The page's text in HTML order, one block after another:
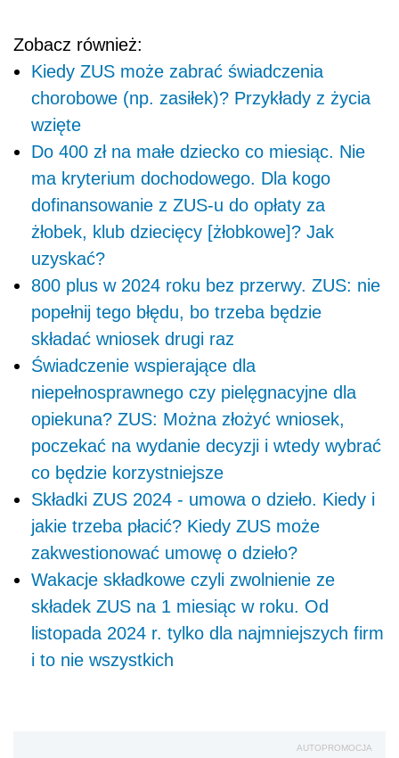
Zobacz również:
Kiedy ZUS może zabrać świadczenia
chorobowe (np. zasiłek)? Przykłady z życia
wzięte
Do 400 zł na małe dziecko co miesiąc. Nie
ma kryterium dochodowego. Dla kogo
dofinansowanie z ZUS-u do opłaty za
żłobek, klub dziecięcy [żłobkowe]? Jak
uzyskać?
800 plus w 2024 roku bez przerwy. ZUS: nie
popełnij tego błędu, bo trzeba będzie
składać wniosek drugi raz
Świadczenie wspierające dla
niepełnosprawnego czy pielęgnacyjne dla
opiekuna? ZUS: Można złożyć wniosek,
poczekać na wydanie decyzji i wtedy wybrać
co będzie korzystniejsze
Składki ZUS 2024 - umowa o dzieło. Kiedy i
jakie trzeba płacić? Kiedy ZUS może
zakwestionować umowę o dzieło?
Wakacje składkowe czyli zwolnienie ze
składek ZUS na 1 miesiąc w roku. Od
listopada 2024 r. tylko dla najmniejszych firm
i to nie wszystkich
AUTOPROMOCJA